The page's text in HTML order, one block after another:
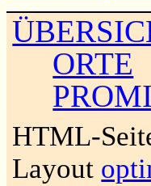
ORTE
HTML-
Layout